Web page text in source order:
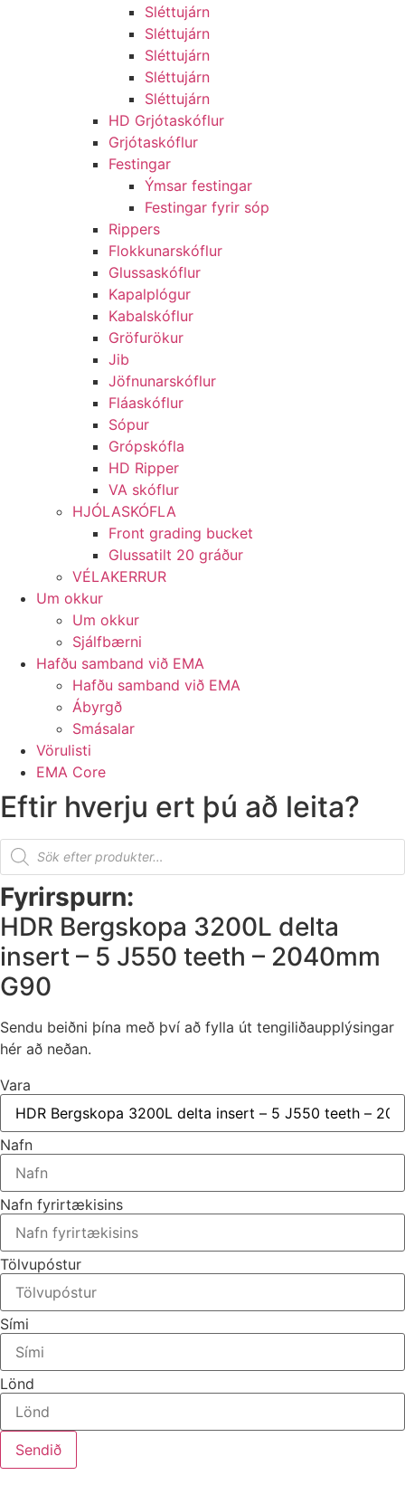
Sléttujárn
Sléttujárn
Sléttujárn
Sléttujárn
Sléttujárn
HD Grjótaskóflur
Grjótaskóflur
Festingar
Ýmsar festingar
Festingar fyrir sóp
Rippers
Flokkunarskóflur
Glussaskóflur
Kapalplógur
Kabalskóflur
Gröfurökur
Jib
Jöfnunarskóflur
Fláaskóflur
Sópur
Grópskófla
HD Ripper
VA skóflur
HJÓLASKÓFLA
Front grading bucket
Glussatilt 20 gráður
VÉLAKERRUR
Um okkur
Um okkur
Sjálfbærni
Hafðu samband við EMA
Hafðu samband við EMA
Ábyrgð
Smásalar
Vörulisti
EMA Core
Eftir hverju ert þú að leita?
Products
search
Fyrirspurn:
HDR Bergskopa 3200L delta
insert – 5 J550 teeth – 2040mm
G90
Sendu beiðni þína með því að fylla út tengiliðaupplýsingar
hér að neðan.
Vara
Nafn
Nafn fyrirtækisins
Tölvupóstur
Sími
Lönd
Sendið